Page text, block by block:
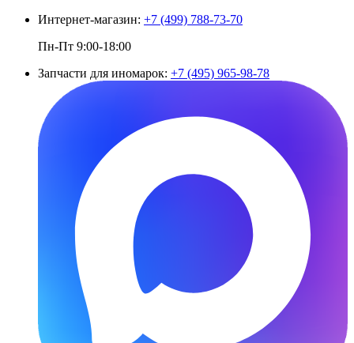
Интернет-магазин: +7 (499) 788-73-70
Пн-Пт 9:00-18:00
Запчасти для иномарок: +7 (495) 965-98-78